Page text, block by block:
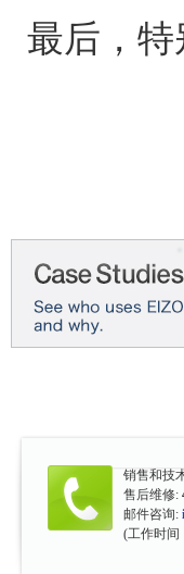
最后，特
销售和技
售后维修:
邮件咨询:
(工作时间